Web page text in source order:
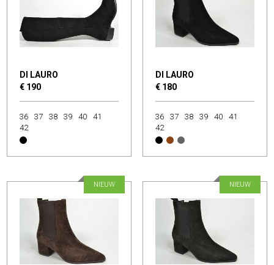
DI LAURO
€ 190
36 37 38 39 40
41
42
DI LAURO
€ 180
36 37 38 39 40
41
42
NIEUW NIEUW